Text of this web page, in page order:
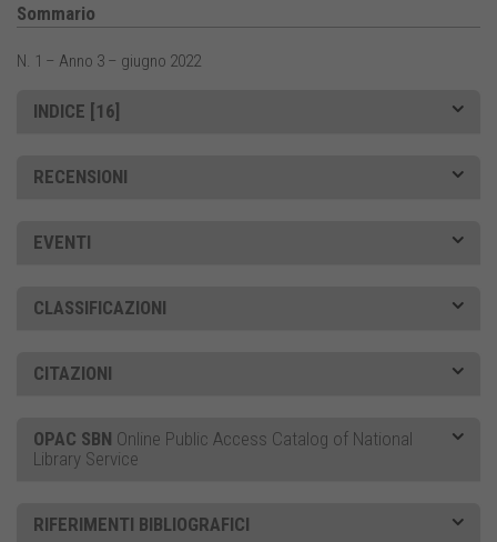
Sommario
N. 1 – Anno 3 – giugno 2022
INDICE [16]
RECENSIONI
EVENTI
CLASSIFICAZIONI
CITAZIONI
OPAC SBN Online Public Access Catalog of National
Library Service
RIFERIMENTI BIBLIOGRAFICI